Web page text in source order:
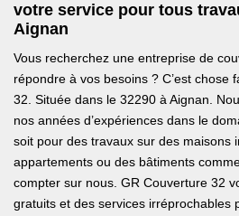
votre service pour tous
Aignan
Vous recherchez une entreprise de
répondre à vos besoins ? C’est chose
32. Située dans le 32290 à Aignan.
nos années d’expériences dans le
soit pour des travaux sur des maisons
appartements ou des bâtiments
compter sur nous. GR Couverture 32
gratuits et des services irréprochables